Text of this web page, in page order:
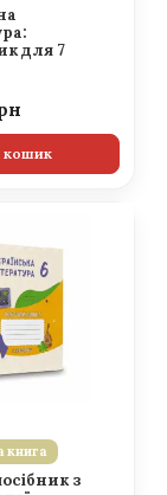
для 7
кошик
книга
з